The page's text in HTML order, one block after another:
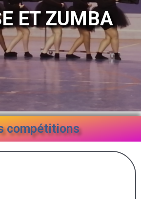
ET ZUMBA
compétitions